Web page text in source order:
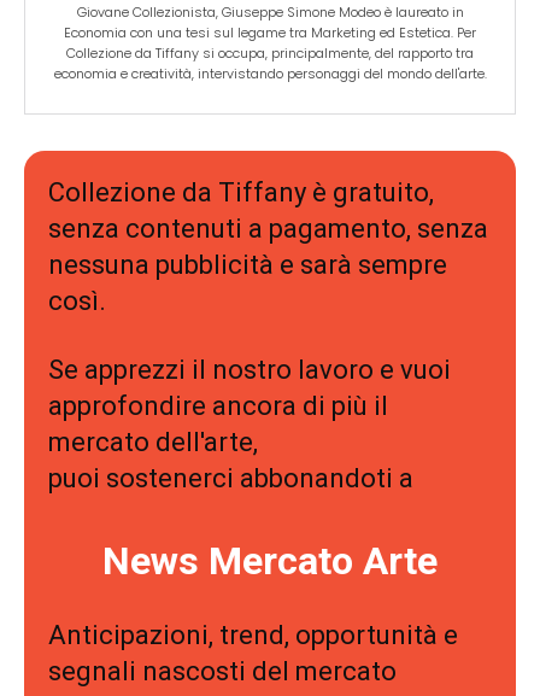
Giovane Collezionista, Giuseppe Simone Modeo è laureato in
Economia con una tesi sul legame tra Marketing ed Estetica. Per
Collezione da Tiffany si occupa, principalmente, del rapporto tra
economia e creatività, intervistando personaggi del mondo dell'arte.
Collezione da Tiffany è gratuito,
senza contenuti a pagamento, senza
nessuna pubblicità e sarà sempre
così.
Se apprezzi il nostro lavoro e vuoi
approfondire ancora di più il
mercato dell'arte,
puoi sostenerci abbonandoti a
News Mercato Arte
Anticipazioni, trend, opportunità e
segnali nascosti del mercato